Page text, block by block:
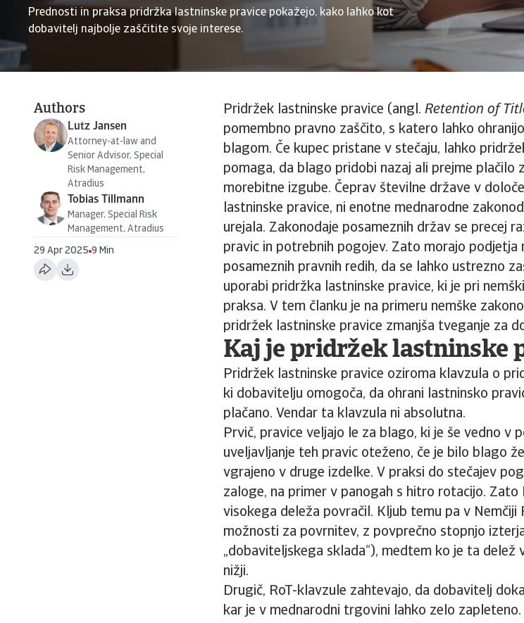
Prednosti in praksa pridržka lastninske pravice pokažejo, kako lahko kot
dobavitelj najbolje zaščitite svoje interese.
Authors
Lutz Jansen
Attorney-at-law and
Senior Advisor, Special
Risk Management,
Atradius
Tobias Tillmann
Manager, Special Risk
Management, Atradius
29 Apr 2025 9 Min
Pridržek lastninske pravice (angl. Retention of
pomembno pravno zaščito, s katero lahko
blagom. Če kupec pristane v stečaju, lahko
pomaga, da blago pridobi nazaj ali prejme plačilo
morebitne izgube. Čeprav številne države v
lastninske pravice, ni enotne mednarodne
urejala. Zakonodaje posameznih držav se precej
pravic in potrebnih pogojev. Zato morajo podjetja
posameznih pravnih redih, da se lahko ustrezno
uporabi pridržka lastninske pravice, ki je pri
praksa. V tem članku je na primeru nemške
pridržek lastninske pravice zmanjša tveganje za
Kaj je pridržek lastninske
Pridržek lastninske pravice oziroma klavzula o
ki dobavitelju omogoča, da ohrani lastninsko
plačano. Vendar ta klavzula ni absolutna.
Prvič, pravice veljajo le za blago, ki je še vedno v
uveljavljanje teh pravic oteženo, če je bilo blago
vgrajeno v druge izdelke. V praksi do stečajev
zaloge, na primer v panogah s hitro rotacijo. Zato
visokega deleža povračil. Kljub temu pa v
možnosti za povrnitev, z povprečno stopnjo
„dobaviteljskega sklada“), medtem ko je ta
nižji.
Drugič, RoT-klavzule zahtevajo, da dobavitelj
kar je v mednarodni trgovini lahko zelo